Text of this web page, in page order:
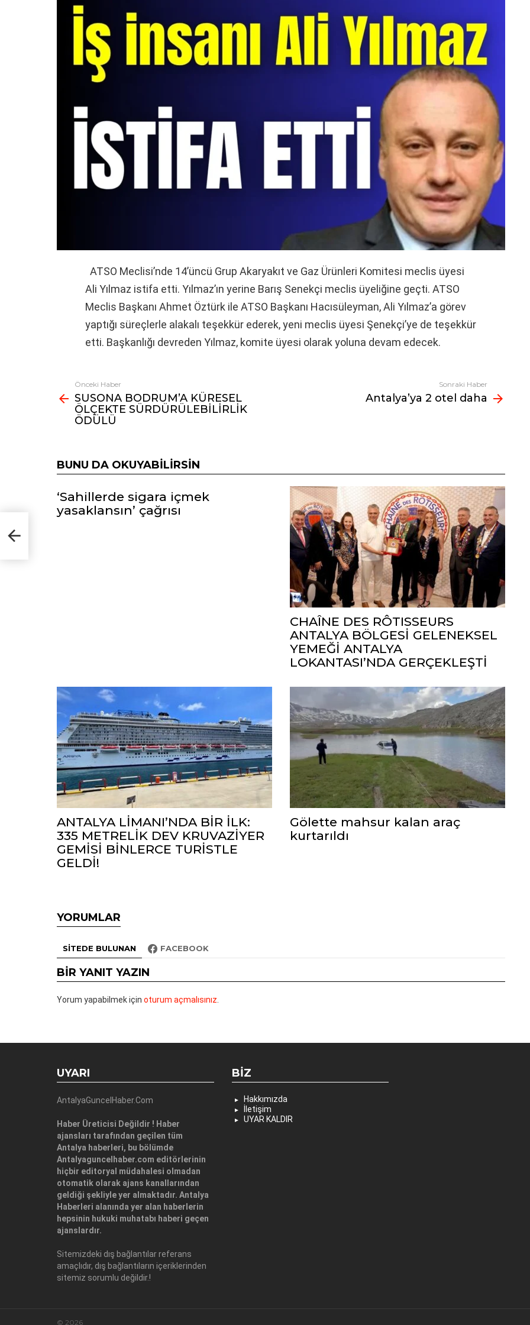
ATSO Meclisi’nde 14’üncü Grup Akaryakıt ve Gaz Ürünleri Komitesi meclis üyesi
Ali Yılmaz istifa etti. Yılmaz’ın yerine Barış Senekçi meclis üyeliğine geçti. ATSO
Meclis Başkanı Ahmet Öztürk ile ATSO Başkanı Hacısüleyman, Ali Yılmaz’a görev
yaptığı süreçlerle alakalı teşekkür ederek, yeni meclis üyesi Şenekçi’ye de teşekkür
etti. Başkanlığı devreden Yılmaz, komite üyesi olarak yoluna devam edecek.
Fazlasına
bak
Önceki Haber
SUSONA BODRUM’A KÜRESEL
ÖLÇEKTE SÜRDÜRÜLEBİLİRLİK
ÖDÜLÜ
Sonraki Haber
Antalya’ya 2 otel daha
BUNU DA OKUYABILIRSIN
‘Sahillerde sigara içmek
yasaklansın’ çağrısı
CHAÎNE DES RÔTISSEURS
ANTALYA BÖLGESİ GELENEKSEL
YEMEĞİ ANTALYA
LOKANTASI’NDA GERÇEKLEŞTİ
ANTALYA LİMANI’NDA BİR İLK:
335 METRELİK DEV KRUVAZİYER
GEMİSİ BİNLERCE TURİSTLE
GELDİ!
Gölette mahsur kalan araç
kurtarıldı
YORUMLAR
SITEDE BULUNAN FACEBOOK
BIR YANIT YAZIN
Yorum yapabilmek için oturum açmalısınız
UYARI
AntalyaGuncelHaber.Com
Haber Üreticisi Değildir ! Haber
ajansları tarafından geçilen tüm
Antalya haberleri, bu bölümde
Antalyaguncelhaber.com editörlerinin
hiçbir editoryal müdahalesi olmadan
otomatik olarak ajans kanallarından
geldiği şekliyle yer almaktadır. Antalya
Haberleri alanında yer alan haberlerin
hepsinin hukuki muhatabı haberi geçen
ajanslardır.
Sitemizdeki dış bağlantılar referans
amaçlıdır, dış bağlantıların içeriklerinden
sitemiz sorumlu değildir.!
BIZ
Hakkımızda
İletişim
UYAR KALDIR
© 2026